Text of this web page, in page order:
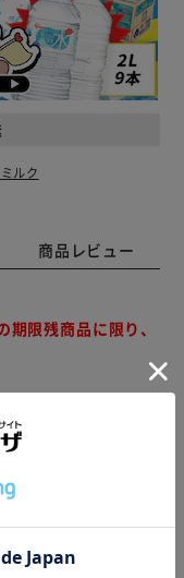
ルク
商品レビュー
限残商品に限り、
い及び同梱発送が
ムがたっぷり。シ